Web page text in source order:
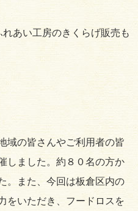
あい工房のきくらげ販売も
域の皆さんやご利用者の皆
しました。約８０名の方か
。また、今回は板倉区内の
をいただき、フードロスを